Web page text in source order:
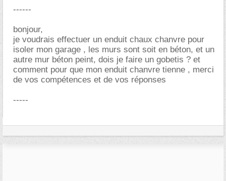
------
bonjour,
je voudrais effectuer un enduit chaux chanvre pour
isoler mon garage , les murs sont soit en béton, et un
autre mur béton peint, dois je faire un gobetis ? et
comment pour que mon enduit chanvre tienne , merci
de vos compétences et de vos réponses
-----